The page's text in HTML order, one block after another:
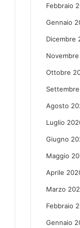
Febbraio
Gennaio
Dicembre
Ottobre
Agosto
Luglio
Giugno
Maggio
Aprile
Marzo
Febbraio
Gennaio